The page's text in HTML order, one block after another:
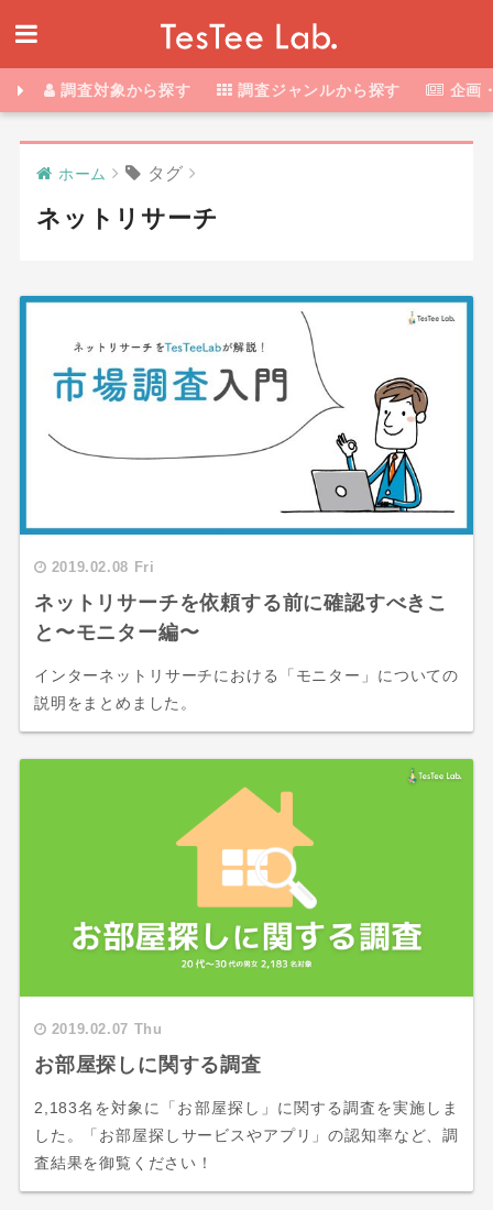
調査対象から探す 調査ジャンルから探す 企画
ホーム タグ
ネットリサーチ
2019.02.08 Fri
ネットリサーチを依頼する前に確認すべきこ
と〜モニター編〜
インターネットリサーチにおける「モニター」についての
説明をまとめました。
2019.02.07 Thu
お部屋探しに関する調査
2,183名を対象に「お部屋探し」に関する調査を実施しま
した。「お部屋探しサービスやアプリ」の認知率など、調
査結果を御覧ください！